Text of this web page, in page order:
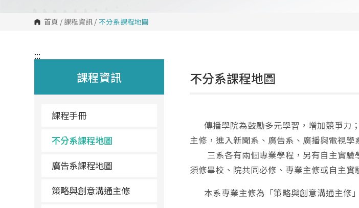
首頁 / 課程資訊 / 不分系課程地圖
:::
課程資訊
課程手冊
不分系課程地圖
廣告系課程地圖
策略與創意溝通主修
不分系課程地圖
傳播學院為鼓勵多元學習，增加競爭力
主修，進入新聞系、廣告系、廣播與電視學
三系各有兩個專業學程，另有自主實驗
須修畢校、院共同必修、專業主修或自主
本系專業主修為「策略與創意溝通主修